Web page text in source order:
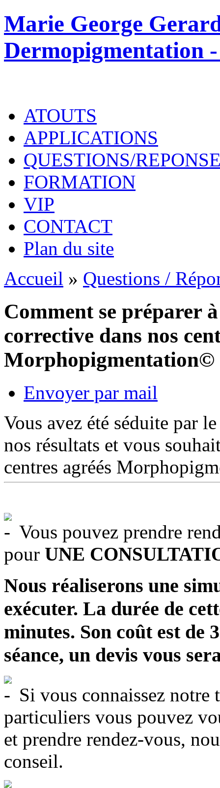
Marie George
Dermopigmentation
ATOUTS
APPLICATIONS
QUESTIONS/
FORMATION
VIP
CONTACT
Plan du site
Accueil » Questions /
Comment se préparer
corrective dans nos
Morphopigmentation©
Envoyer par mail
Vous avez été séduite par
nos résultats et vous
centres agréés
Vous pouvez prendre
pour UNE
Nous réaliserons une
exécuter. La durée de
minutes. Son coût est de
séance, un devis vous
Si vous connaissez notre
particuliers vous pouvez
et prendre rendez-vous,
conseil.